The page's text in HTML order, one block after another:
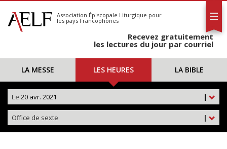
S'abonner
Calendrier
Association Épiscopale Liturgique pour
les pays Francophones
Recevez gratuitement
les lectures du jour par courriel
LA MESSE LES HEURES LA BIBLE
|
Le 20 avr. 2021
|
Office de sexte